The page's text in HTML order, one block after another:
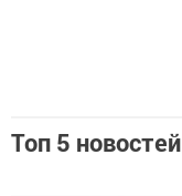
Топ 5 новостей